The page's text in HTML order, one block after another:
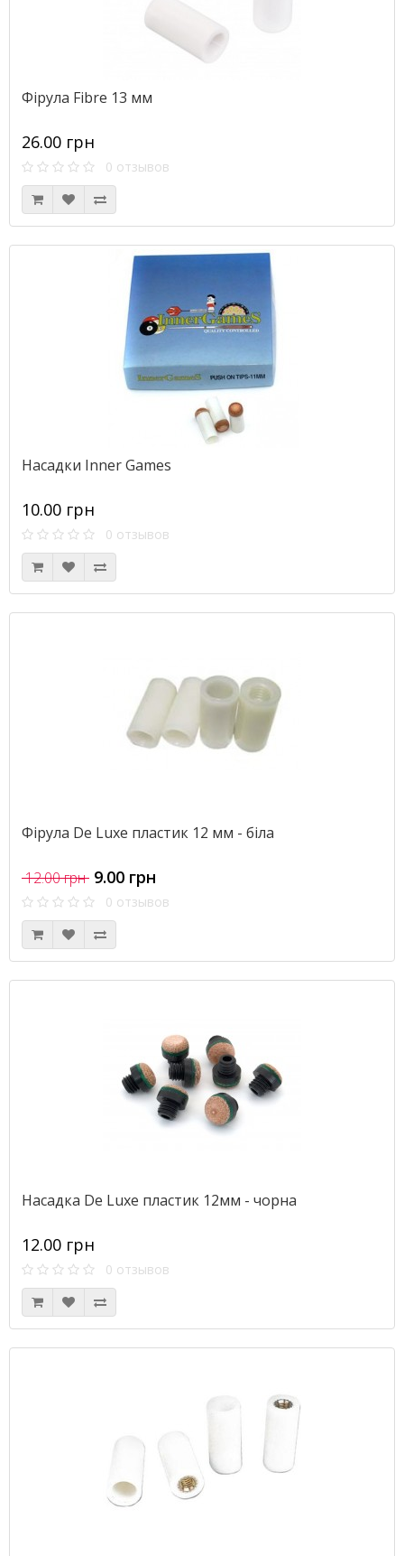
Фірула Fibre 13 мм
26.00 грн
0 отзывов
Насадки Inner Games
10.00 грн
0 отзывов
Фірула De Luxe пластик 12 мм - біла
12.00 грн 9.00 грн
0 отзывов
Насадка De Luxe пластик 12мм - чорна
12.00 грн
0 отзывов